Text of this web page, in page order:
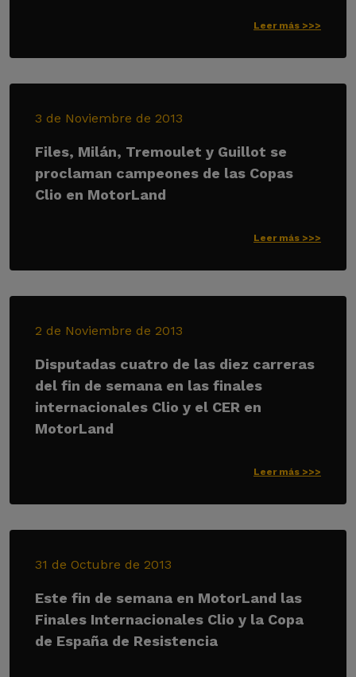
Leer más >>>
3 de Noviembre de 2013
Files, Milán, Tremoulet y Guillot se
proclaman campeones de las Copas
Clio en MotorLand
Leer más >>>
2 de Noviembre de 2013
Disputadas cuatro de las diez carreras
del fin de semana en las finales
internacionales Clio y el CER en
MotorLand
Leer más >>>
31 de Octubre de 2013
Este fin de semana en MotorLand las
Finales Internacionales Clio y la Copa
de España de Resistencia